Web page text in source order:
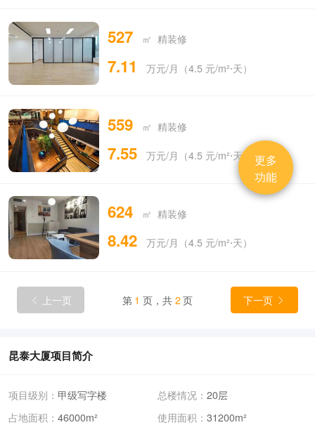
527 ㎡ 精装修
7.11 万元/月（4.5 元/m²⋅天）
559 ㎡ 精装修
7.55 万元/月（4.5 元/m²⋅天）
624 ㎡ 精装修
8.42 万元/月（4.5 元/m²⋅天）
 上一页 第 1 页，共 2页 下一页 
昆泰大厦项目简介
项目级别： 甲级写字楼 总楼情况： 20层
占地面积： 46000m² 使用面积： 31200m²
更多
功能